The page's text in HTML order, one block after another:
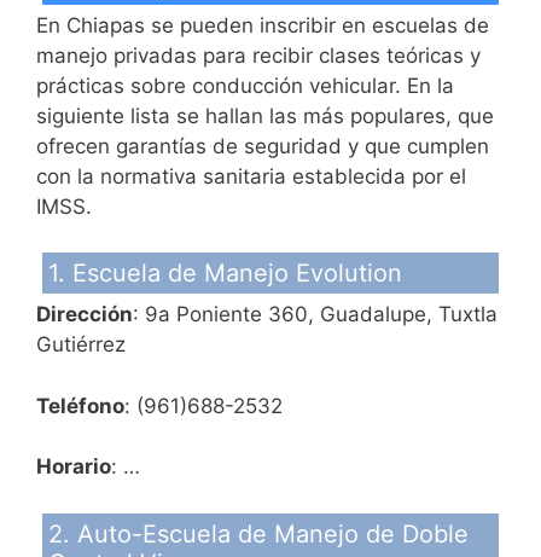
En Chiapas se pueden inscribir en escuelas de
manejo privadas para recibir clases teóricas y
prácticas sobre conducción vehicular. En la
siguiente lista se hallan las más populares, que
ofrecen garantías de seguridad y que cumplen
con la normativa sanitaria establecida por el
IMSS.
1. Escuela de Manejo Evolution
Dirección: 9a Poniente 360, Guadalupe, Tuxtla
Gutiérrez
Teléfono: (961)688-2532
Horario: …
2. Auto-Escuela de Manejo de Doble